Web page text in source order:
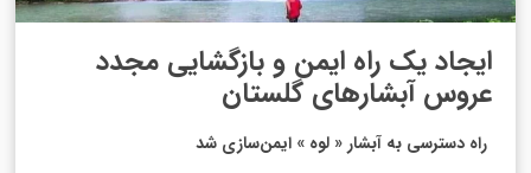
ایجاد یک راه ایمن و بازگشایی مجدد
عروس آبشارهای گلستان
راه دسترسی به آبشار « لوه » ایمن‌سازی شد